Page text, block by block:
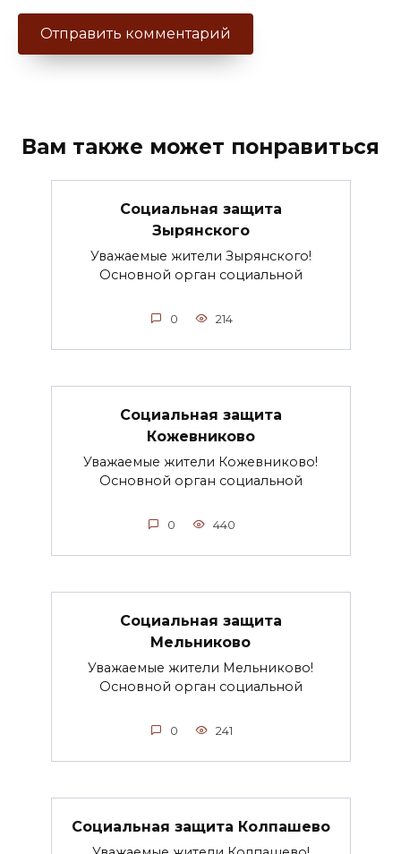
Вам также может понравиться
Социальная защита
Зырянского
Уважаемые жители Зырянского!
Основной орган социальной
0 214
Социальная защита
Кожевниково
Уважаемые жители Кожевниково!
Основной орган социальной
0 440
Социальная защита
Мельниково
Уважаемые жители Мельниково!
Основной орган социальной
0 241
Социальная защита Колпашево